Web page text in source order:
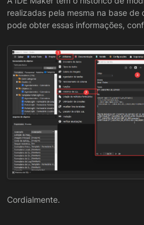
dados para que a
dados dos usuários já
realizadas pela mesma na base
pode obter essas informações,
Cordialmente.